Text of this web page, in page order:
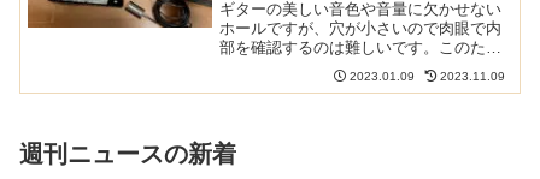
かり、ホールに落としたものを拾
うのにも
ギターの美しい音色や音量に欠かせない
ホールですが、穴が小さいので肉眼で内
部を確認するのは難しいです。このため
表面板や裏板、側面板の割れを確認した
り、力木の状態を確認したくてもなんと
2023.01.09 2023.11.09
週刊ニュースの新着